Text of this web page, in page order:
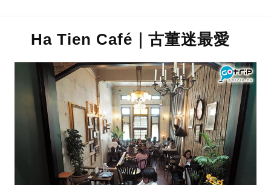
Ha Tien Café｜古董迷最愛